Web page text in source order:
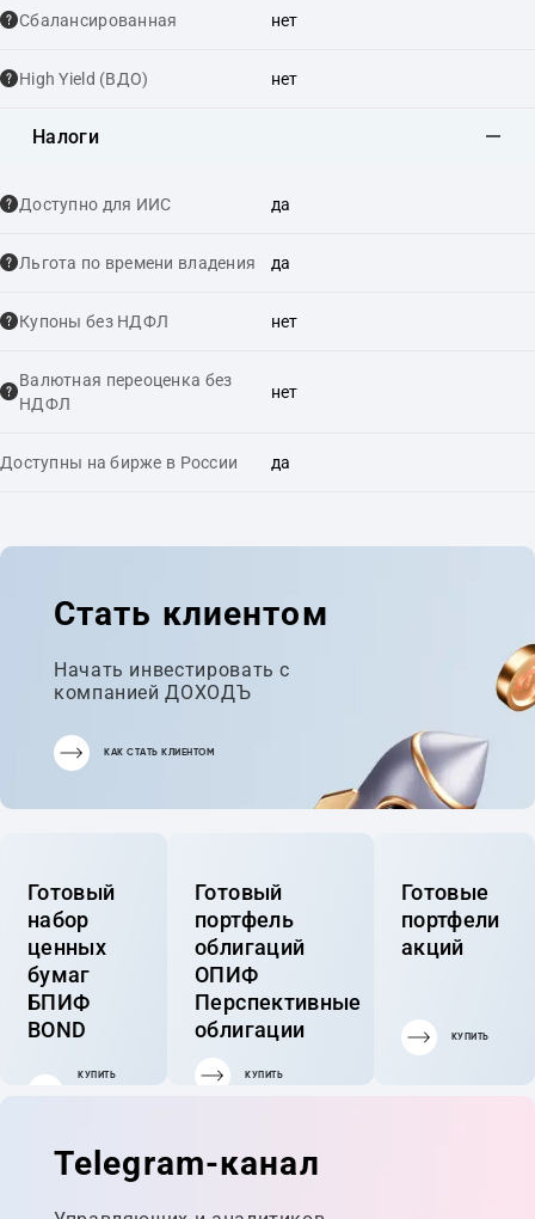
Сбалансированная нет
High Yield (ВДО) нет
Налоги
Доступно для ИИС да
Льгота по времени владения да
Купоны без НДФЛ нет
Валютная переоценка без
НДФЛ
нет
Доступны на бирже в России да
Стать клиентом
Начать инвестировать с
компанией ДОХОДЪ
КАК СТАТЬ КЛИЕНТОМ
Готовый
набор
ценных
бумаг
БПИФ
BOND
КУПИТЬ
Готовый
портфель
облигаций
ОПИФ
Перспективные
облигации
КУПИТЬ
Готовые
портфели
акций
КУПИТЬ
Telegram-канал